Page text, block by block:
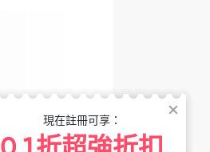
現在註冊可享：